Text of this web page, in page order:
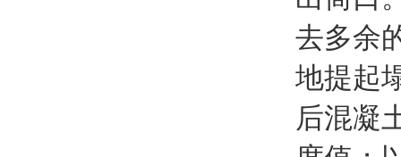
去多余
地提起
后混凝